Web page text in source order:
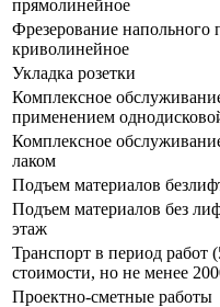
прямолинейное
Фрезерование напольного
криволинейное
Укладка розетки
Комплексное
применением
Комплексное
лаком
Подъем материалов
Подъем материалов без
этаж
Транспорт в период работ
стоимости, но не менее
Проектно-сметные работы